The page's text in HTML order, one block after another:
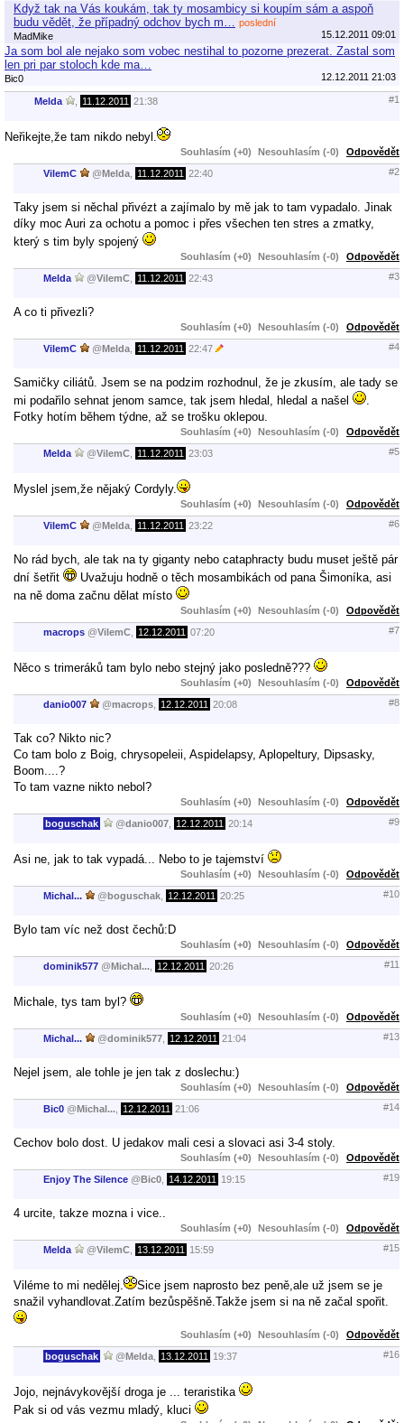
Když tak na Vás koukám, tak ty mosambicy si koupím sám a aspoň
budu vědět, že případný odchov bych m…
poslední
MadMike
15.12.2011 09:01
Ja som bol ale nejako som vobec nestihal to pozorne prezerat. Zastal som
len pri par stoloch kde ma…
Bic0 12.12.2011 21:03
Melda 11.12.2011 21:38 #1
Neřikejte,že tam nikdo nebyl.
Souhlasím (+0) Nesouhlasím (-0) Odpovědět
VilemC @Melda 11.12.2011 22:40 #2
Taky jsem si něchal přivézt a zajímalo by mě jak to tam vypadalo. Jinak
díky moc Auri za ochotu a pomoc i přes všechen ten stres a zmatky,
který s tim byly spojený
Souhlasím (+0) Nesouhlasím (-0) Odpovědět
Melda @VilemC 11.12.2011 22:43 #3
A co ti přivezli?
Souhlasím (+0) Nesouhlasím (-0) Odpovědět
VilemC @Melda 11.12.2011 22:47 #4
Samičky ciliátů. Jsem se na podzim rozhodnul, že je zkusím, ale tady se
mi podařilo sehnat jenom samce, tak jsem hledal, hledal a našel
Fotky hotím během týdne, až se trošku oklepou.
Souhlasím (+0) Nesouhlasím (-0) Odpovědět
Melda @VilemC 11.12.2011 23:03 #5
Myslel jsem,že nějaký Cordyly.
Souhlasím (+0) Nesouhlasím (-0) Odpovědět
VilemC @Melda 11.12.2011 23:22 #6
No rád bych, ale tak na ty giganty nebo cataphracty budu muset ještě pár
dní šetřit
Uvažuju hodně o těch mosambikách od pana Šimoníka, asi
na ně doma začnu dělat místo
Souhlasím (+0) Nesouhlasím (-0) Odpovědět
macrops @VilemC 12.12.2011 07:20 #7
Něco s trimeráků tam bylo nebo stejný jako posledně???
Souhlasím (+0) Nesouhlasím (-0) Odpovědět
danio007 @macrops 12.12.2011 20:08 #8
Tak co? Nikto nic?
Co tam bolo z Boig, chrysopeleii, Aspidelapsy, Aplopeltury, Dipsasky,
Boom....?
To tam vazne nikto nebol?
Souhlasím (+0) Nesouhlasím (-0) Odpovědět
boguschak @danio007 12.12.2011 20:14 #9
Asi ne, jak to tak vypadá... Nebo to je tajemství
Souhlasím (+0) Nesouhlasím (-0) Odpovědět
Michal... @boguschak 12.12.2011 20:25 #10
Bylo tam víc než dost čechů:D
Souhlasím (+0) Nesouhlasím (-0) Odpovědět
dominik577 @Michal... 12.12.2011 20:26 #11
Michale, tys tam byl?
Souhlasím (+0) Nesouhlasím (-0) Odpovědět
Michal... @dominik577 12.12.2011 21:04 #13
Nejel jsem, ale tohle je jen tak z doslechu:)
Souhlasím (+0) Nesouhlasím (-0) Odpovědět
Bic0 @Michal... 12.12.2011 21:06 #14
Cechov bolo dost. U jedakov mali cesi a slovaci asi 3-4 stoly.
Souhlasím (+0) Nesouhlasím (-0) Odpovědět
Enjoy The Silence @Bic0 14.12.2011 19:15 #19
4 urcite, takze mozna i vice..
Souhlasím (+0) Nesouhlasím (-0) Odpovědět
Melda @VilemC 13.12.2011 15:59 #15
Viléme to mi nedělej.
Sice jsem naprosto bez peně,ale už jsem se je
snažil vyhandlovat.Zatím bezůspěšně.Takže jsem si na ně začal spořit.
Souhlasím (+0) Nesouhlasím (-0) Odpovědět
boguschak @Melda 13.12.2011 19:37 #16
Jojo, nejnávykovější droga je ... teraristika
Pak si od vás vezmu mladý, kluci